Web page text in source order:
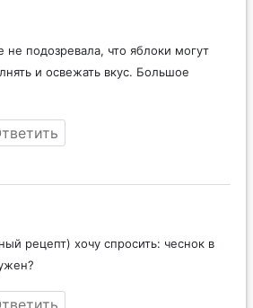
подозревала, что яблоки могут
и освежать вкус. Большое
рецепт) хочу спросить: чеснок в